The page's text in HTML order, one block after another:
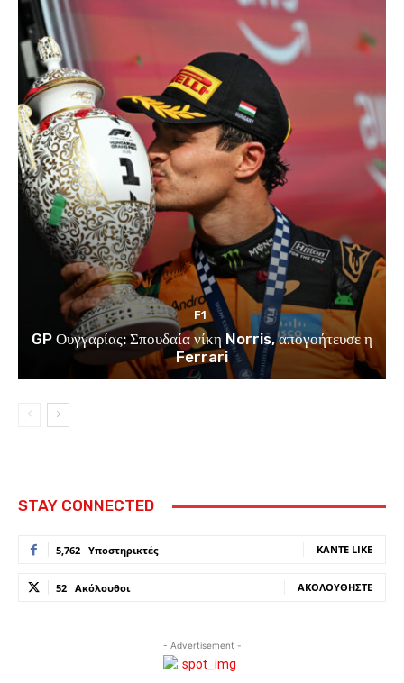
F1
GP Ουγγαρίας: Σπουδαία νίκη Norris, απογοήτευσε η
Ferrari
STAY CONNECTED
5,762 Υποστηρικτές ΚΆΝΤΕ LIKE
52 Ακόλουθοι ΑΚΟΛΟΥΘΉΣΤΕ
- Advertisement -